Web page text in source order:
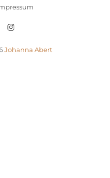
Instagram
Johanna Abert